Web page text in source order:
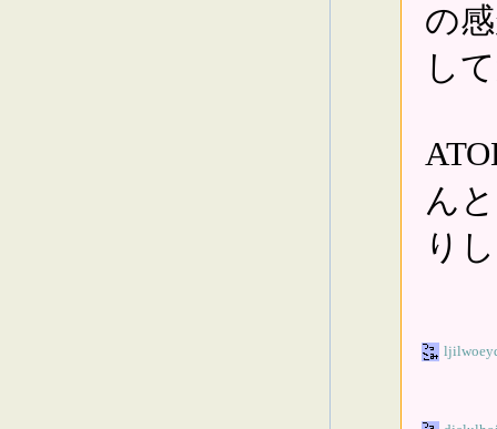
の
し
ん
り